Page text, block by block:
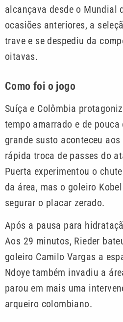
alcançava desde o Mundial
ocasiões anteriores, a
trave e se despediu da
oitavas.
Como foi o jogo
Suíça e Colômbia
tempo amarrado e de
grande susto aconteceu
rápida troca de passes do
Puerta experimentou o
da área, mas o goleiro
segurar o placar zerado.
Após a pausa para
Aos 29 minutos, Rieder
goleiro Camilo Vargas a
Ndoye também invadiu a
parou em mais uma
arqueiro colombiano.